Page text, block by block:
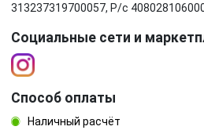
313237319700057, Р/c
Социальные сети и
Способ оплаты
Наличный расчёт